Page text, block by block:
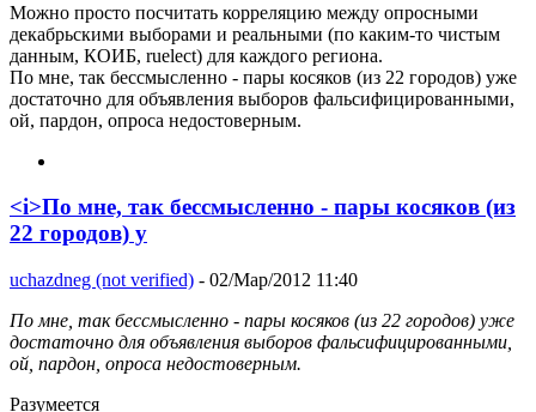
Можно просто посчитать корреляцию между опросными
декабрьскими выборами и реальными (по каким-то чистым
данным, КОИБ, ruelect) для каждого региона.
По мне, так бессмысленно - пары косяков (из 22 городов) уже
достаточно для объявления выборов фальсифицированными,
ой, пардон, опроса недостоверным.
<i>По мне, так бессмысленно - пары косяков (из
22 городов) у
uchazdneg (not verified) - 02/Мар/2012 11:40
По мне, так бессмысленно - пары косяков (из 22 городов) уже
достаточно для объявления выборов фальсифицированными,
ой, пардон, опроса недостоверным.
Разумеется